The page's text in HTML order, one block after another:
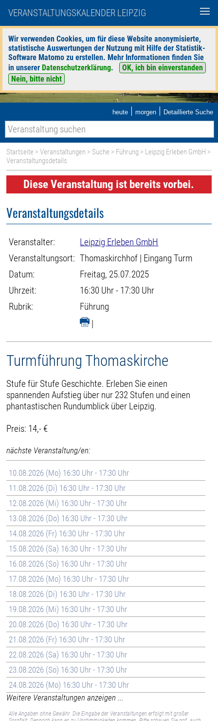
VERANSTALTUNGSKALENDER LEIPZIG
Wir verwenden Cookies, um für diese Website anonymisierte,
statistische Auswertungen der Nutzung mit Hilfe der Statistik-
Software Matomo zu erstellen. Mehr Informationen finden Sie
in unserer Datenschutzerklärung.
OK, ich bin einverstanden
Nein, bitte nicht
heute | morgen | Detaillierte Suche
Startseite >Veranstaltungen > Suche > Führung > Leipzig Erleben GmbH >
Veranstaltungsdetails
Diese Veranstaltung ist bereits vorbei.
Veranstaltungsdetails
Veranstalter:
Leipzig Erleben GmbH
Veranstaltungsort: Thomaskirchhof | Eingang Turm
Datum:
Freitag, 25.07.2025
Uhrzeit:
16:30 Uhr - 17:30 Uhr
Rubrik:
Führung
|
Turmführung Thomaskirche
Stufe für Stufe Geschichte. Erleben Sie einen
spannenden Aufstieg über nur 232 Stufen und einen
phantastischen Rundumblick über Leipzig.
Preis: 14,- €
nächste Veranstaltung/en:
10.08.2026 (Mo) 16:30 Uhr - 17:30 Uhr
11.08.2026 (Di) 16:30 Uhr - 17:30 Uhr
12.08.2026 (Mi) 16:30 Uhr - 17:30 Uhr
13.08.2026 (Do) 16:30 Uhr - 17:30 Uhr
14.08.2026 (Fr) 16:30 Uhr - 17:30 Uhr
15.08.2026 (Sa) 16:30 Uhr - 17:30 Uhr
16.08.2026 (So) 16:30 Uhr - 17:30 Uhr
17.08.2026 (Mo) 16:30 Uhr - 17:30 Uhr
18.08.2026 (Di) 16:30 Uhr - 17:30 Uhr
19.08.2026 (Mi) 16:30 Uhr - 17:30 Uhr
20.08.2026 (Do) 16:30 Uhr - 17:30 Uhr
21.08.2026 (Fr) 16:30 Uhr - 17:30 Uhr
22.08.2026 (Sa) 16:30 Uhr - 17:30 Uhr
23.08.2026 (So) 16:30 Uhr - 17:30 Uhr
24.08.2026 (Mo) 16:30 Uhr - 17:30 Uhr
Weitere Veranstaltungen anzeigen ...
Alle Angaben ohne Gewähr. Die Eingabe der Veranstaltungen erfolgt mit großer